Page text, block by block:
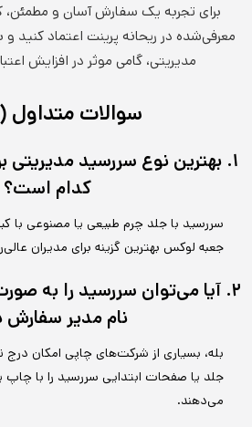
برای تجربه یک سفارش آسان و
معرفی‌شده در ریحانه پرینت اعتماد کنید
مدیریتی، گامی موثر در افزایش
سوالات متداول (FAQ)
۱. بهترین نوع سررسید مدیریتی
کدام است؟
سررسید با جلد چرم طبیعی یا مصنوعی
جعبه لوکس بهترین گزینه برای مدیران
۲. آیا می‌توان سررسید را به
نام مدیر سفارش
بله، بسیاری از شرکت‌های چاپی امکان درج
جلد یا صفحات ابتدایی سررسید را با چاپ
می‌دهند.